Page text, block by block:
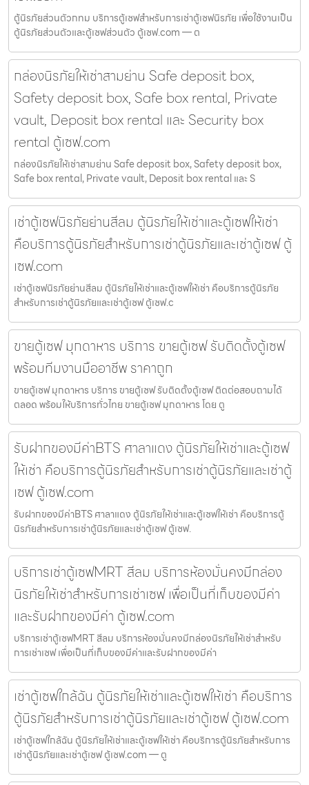
ตู้นิรภัยส่วนตัวกทม บริการตู้เซฟสำหรับการเช่าตู้เซฟนิรภัย เพื่อใช้งานเป็น
ตู้นิรภัยส่วนตัวและตู้เซฟส่วนตัว ตู้เซฟ.com — ต
กล่องนิรภัยให้เช่าสามย่าน Safe deposit box,
Safety deposit box, Safe box rental, Private
vault, Deposit box rental และ Security box
rental ตู้เซฟ.com
กล่องนิรภัยให้เช่าสามย่าน Safe deposit box, Safety deposit box,
Safe box rental, Private vault, Deposit box rental และ S
เช่าตู้เซฟนิรภัยย่านสีลม ตู้นิรภัยให้เช่าและตู้เซฟให้เช่า
คือบริการตู้นิรภัยสำหรับการเช่าตู้นิรภัยและเช่าตู้เซฟ ตู้
เซฟ.com
เช่าตู้เซฟนิรภัยย่านสีลม ตู้นิรภัยให้เช่าและตู้เซฟให้เช่า คือบริการตู้นิรภัย
สำหรับการเช่าตู้นิรภัยและเช่าตู้เซฟ ตู้เซฟ.c
ขายตู้เซฟ มุกดาหาร บริการ ขายตู้เซฟ รับติดตั้งตู้เซฟ
พร้อมทีมงานมืออาชีพ ราคาถูก
ขายตู้เซฟ มุกดาหาร บริการ ขายตู้เซฟ รับติดตั้งตู้เซฟ ติดต่อสอบถามได้
ตลอด พร้อมให้บริการทั่วไทย ขายตู้เซฟ มุกดาหาร โดย ตู
รับฝากของมีค่าBTS ศาลาแดง ตู้นิรภัยให้เช่าและตู้เซฟ
ให้เช่า คือบริการตู้นิรภัยสำหรับการเช่าตู้นิรภัยและเช่าตู้
เซฟ ตู้เซฟ.com
รับฝากของมีค่าBTS ศาลาแดง ตู้นิรภัยให้เช่าและตู้เซฟให้เช่า คือบริการตู้
นิรภัยสำหรับการเช่าตู้นิรภัยและเช่าตู้เซฟ ตู้เซฟ.
บริการเช่าตู้เซฟMRT สีลม บริการห้องมั่นคงมีกล่อง
นิรภัยให้เช่าสำหรับการเช่าเซฟ เพื่อเป็นที่เก็บของมีค่า
และรับฝากของมีค่า ตู้เซฟ.com
บริการเช่าตู้เซฟMRT สีลม บริการห้องมั่นคงมีกล่องนิรภัยให้เช่าสำหรับ
การเช่าเซฟ เพื่อเป็นที่เก็บของมีค่าและรับฝากของมีค่า
เช่าตู้เซฟใกล้ฉัน ตู้นิรภัยให้เช่าและตู้เซฟให้เช่า คือบริการ
ตู้นิรภัยสำหรับการเช่าตู้นิรภัยและเช่าตู้เซฟ ตู้เซฟ.com
เช่าตู้เซฟใกล้ฉัน ตู้นิรภัยให้เช่าและตู้เซฟให้เช่า คือบริการตู้นิรภัยสำหรับการ
เช่าตู้นิรภัยและเช่าตู้เซฟ ตู้เซฟ.com — ตู